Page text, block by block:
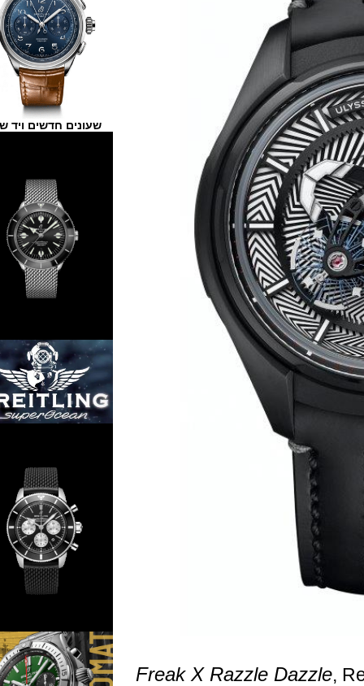
Freak X Razzle
שעונים חדשים ויד שנייה